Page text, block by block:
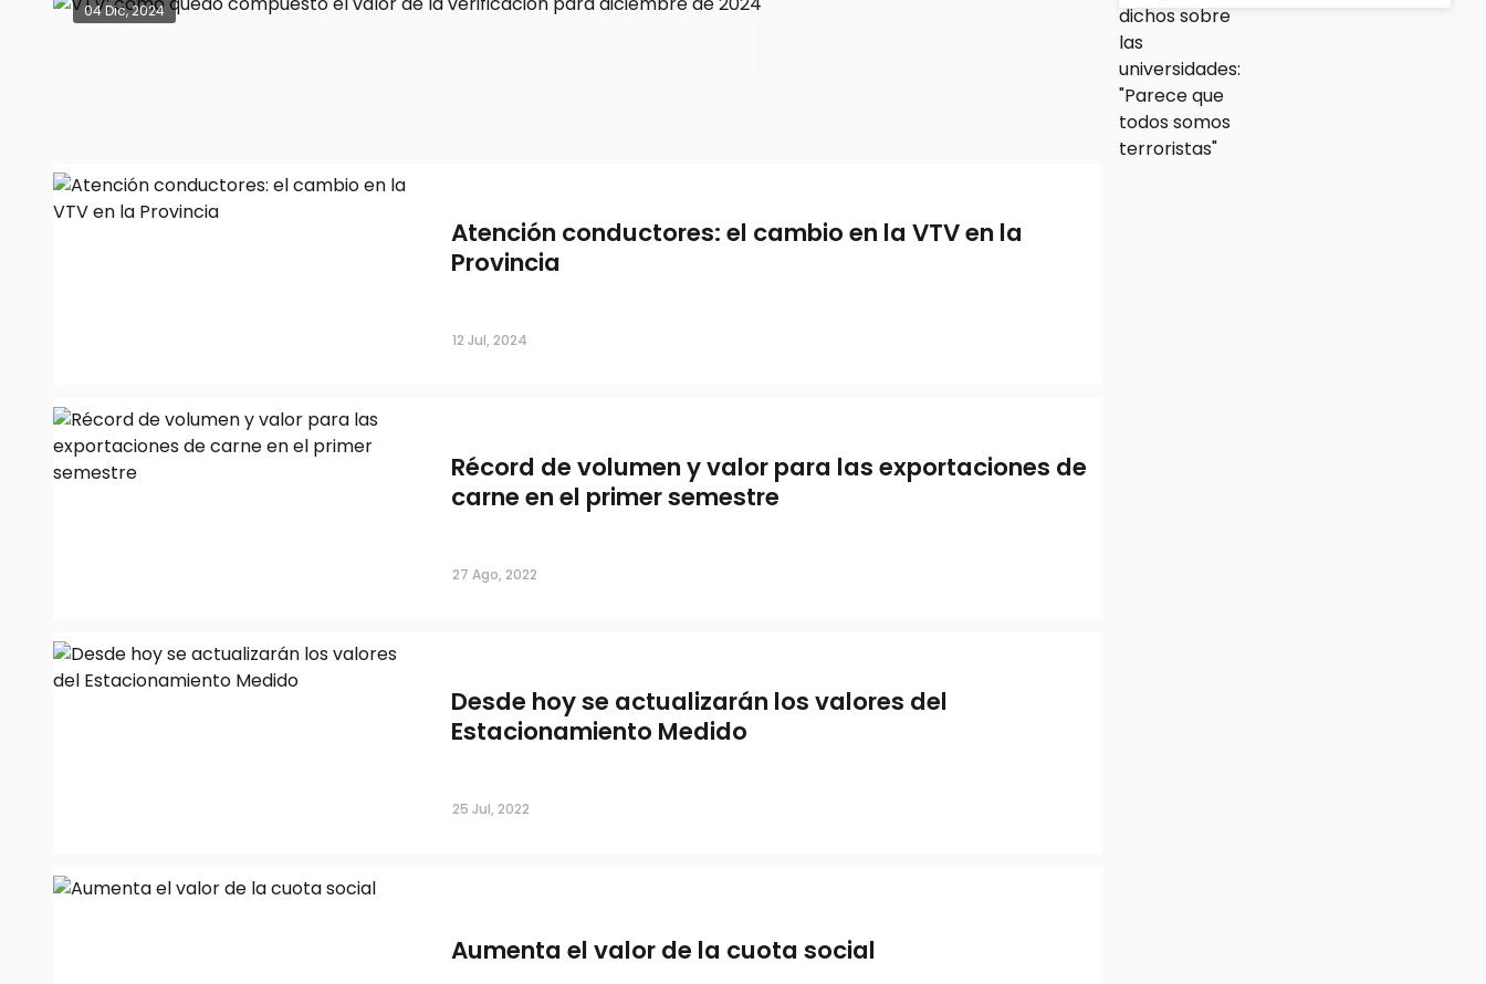
04 Dic, 2024
El valor del Bitcoin sigue en ascenso: ya
Atención conductores: el cambio en la VTV en la
Provincia
12 Jul, 2024
Récord de volumen y valor para las exportaciones de
carne en el primer semestre
27 Ago, 2022
Desde hoy se actualizarán los valores del
Estacionamiento Medido
25 Jul, 2022
Aumenta el valor de la cuota social